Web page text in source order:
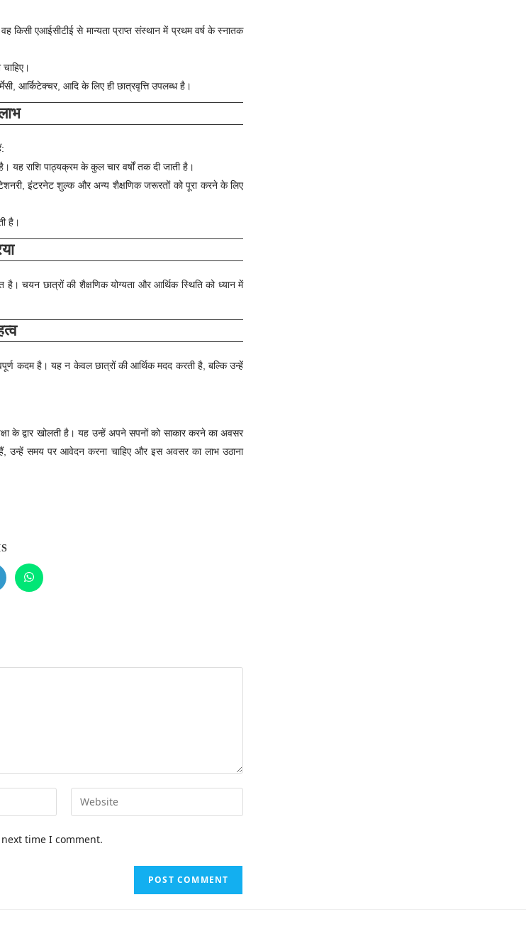
वह किसी एआईसीटीई से मान्यता प्राप्त संस्थान में प्रथम वर्ष के स्नातक
आर्किटेक्चर, आदि के लिए ही छात्रवृत्ति उपलब्ध है।
है। यह राशि पाठ्यक्रम के कुल चार वर्षों तक दी जाती है।
इंटरनेट शुल्क और अन्य शैक्षणिक जरूरतों को पूरा करने के लिए
है।
है। चयन छात्रों की शैक्षणिक योग्यता और आर्थिक स्थिति को ध्यान में
कदम है। यह न केवल छात्रों की आर्थिक मदद करती है, बल्कि उन्हें
के द्वार खोलती है। यह उन्हें अपने सपनों को साकार करने का अवसर
उन्हें समय पर आवेदन करना चाहिए और इस अवसर का लाभ उठाना
time I comment.